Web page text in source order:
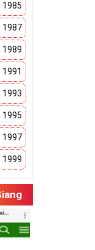
1985
1987
1989
1991
1993
1995
1997
1999